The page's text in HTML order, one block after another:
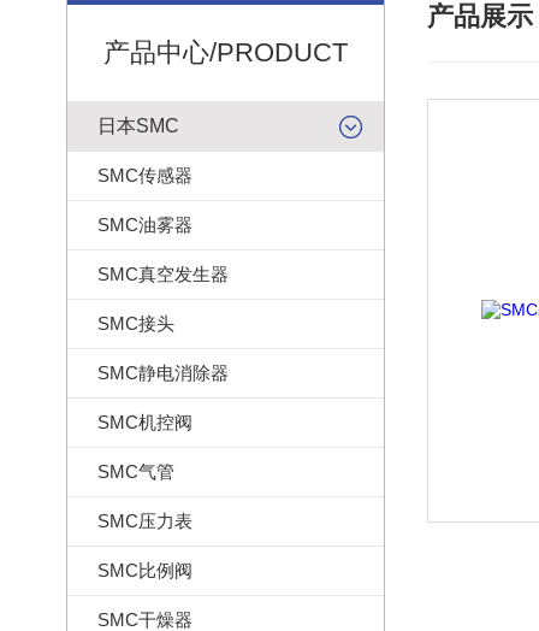
产品中心/PRODUCT
日本SMC
SMC传感器
SMC油雾器
SMC真空发生器
SMC接头
SMC静电消除器
SMC机控阀
SMC气管
SMC压力表
SMC比例阀
SMC干燥器
产品展示